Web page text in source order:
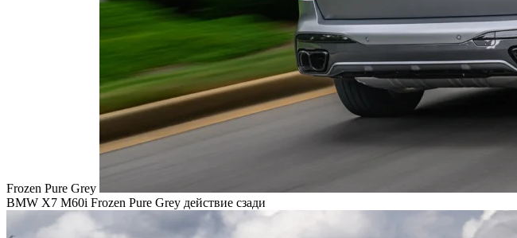
Frozen Pure Grey
BMW X7 M60i Frozen Pure Grey действие сзади